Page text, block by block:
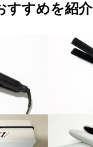
すすめを紹介